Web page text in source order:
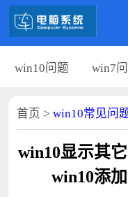
win10问题 win7
首页 > win10常见问
win10显示其
win10添